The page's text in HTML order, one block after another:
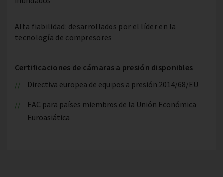
Alta fiabilidad: desarrollados por el líder en la
tecnología de compresores
Certificaciones de cámaras a presión disponibles
Directiva europea de equipos a presión 2014/68/EU
EAC para países miembros de la Unión Económica
Euroasiática